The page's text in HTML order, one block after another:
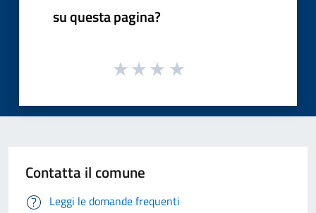
su questa pagina?
Contatta il comune
Leggi le domande frequenti